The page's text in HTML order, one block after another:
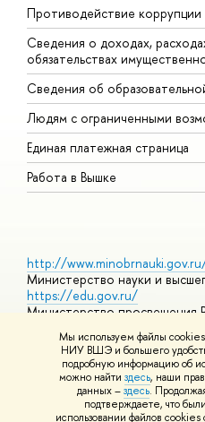
Мы используем файлы
НИУ ВШЭ и большего
подробную информацию об
можно найти здесь, наши
данных –здесь.
подтверждаете, что
использовании файлов
Противодействие коррупции
Сведения о доходах,
обязательствах
Сведения об
Людям с ограниченными
Единая платежная страница
Работа в Вышке
http://
Министерство науки и
https://edu.gov.ru/
Министерство просвещения
https://elearning.hse.ru/mooc
Массовые открытые онлайн-
© НИУ ВШЭ 1993–2026 Адреса и
использования материалов